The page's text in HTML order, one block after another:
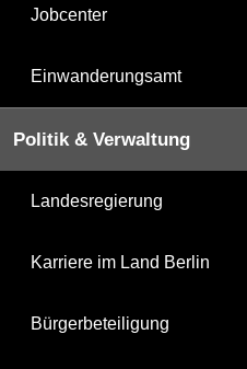
Jobcenter
Einwanderungsamt
Politik & Verwaltung
Landesregierung
Karriere im Land Berlin
Bürgerbeteiligung